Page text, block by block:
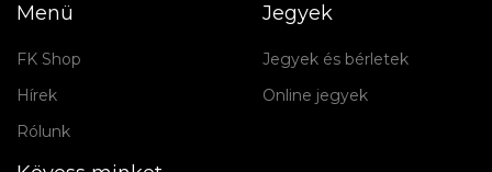
Menü
FK Shop
Hírek
Rólunk
Jegyek
Jegyek és bérletek
Online jegyek